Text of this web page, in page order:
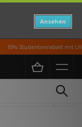
Ansehen
10% Studentenrabatt mit